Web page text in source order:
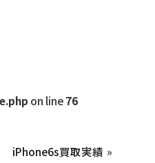
on line76
iPhone6s買取実績 »